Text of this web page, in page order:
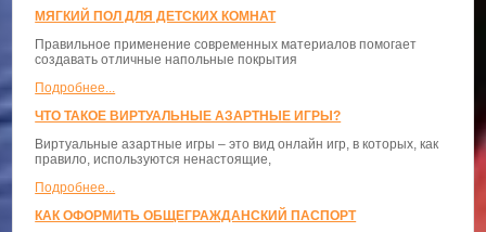
МЯГКИЙ ПОЛ ДЛЯ ДЕТСКИХ КОМНАТ
Правильное применение современных материалов помогает
создавать отличные напольные покрытия
Подробнее...
ЧТО ТАКОЕ ВИРТУАЛЬНЫЕ АЗАРТНЫЕ ИГРЫ?
Виртуальные азартные игры – это вид онлайн игр, в которых, как
правило, используются ненастоящие,
Подробнее...
КАК ОФОРМИТЬ ОБЩЕГРАЖДАНСКИЙ ПАСПОРТ